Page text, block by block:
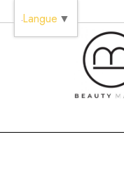
Langue ▼